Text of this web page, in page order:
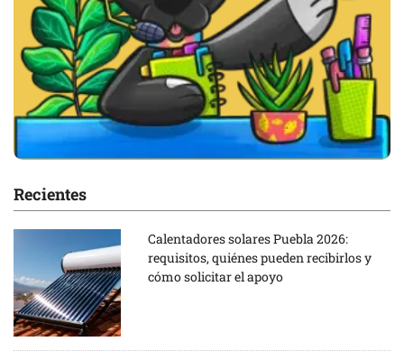
Recientes
Calentadores solares Puebla 2026:
requisitos, quiénes pueden recibirlos y
cómo solicitar el apoyo